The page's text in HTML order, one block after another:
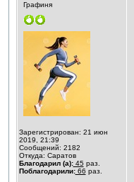
Графиня
Зарегистрирован: 21 июн
2019, 21:39
Сообщений: 2182
Откуда: Саратов
Благодарил (а):45 раз.
Поблагодарили:66 раз.